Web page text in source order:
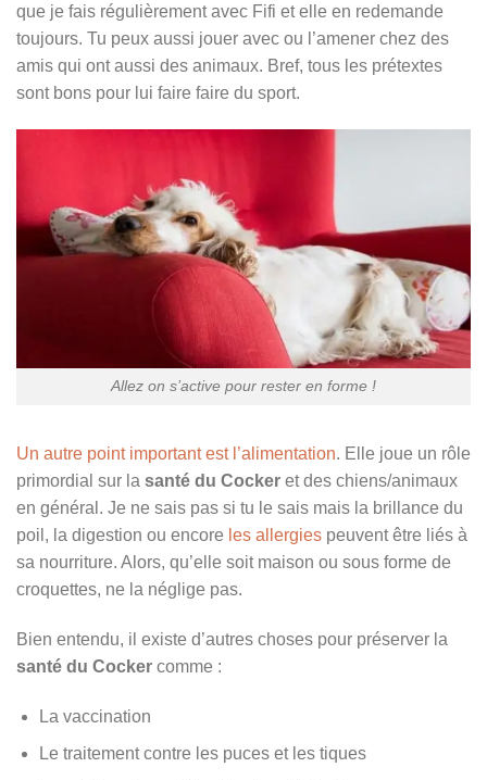
que je fais régulièrement avec Fifi et elle en redemande
toujours. Tu peux aussi jouer avec ou l’amener chez des
amis qui ont aussi des animaux. Bref, tous les prétextes
sont bons pour lui faire faire du sport.
Allez on s’active pour rester en forme !
Un autre point important est l’alimentation. Elle joue un rôle
primordial sur la santé du Cocker et des chiens/animaux
en général. Je ne sais pas si tu le sais mais la brillance du
poil, la digestion ou encore les allergies peuvent être liés à
sa nourriture. Alors, qu’elle soit maison ou sous forme de
croquettes, ne la néglige pas.
Bien entendu, il existe d’autres choses pour préserver la
santé du Cocker comme :
La vaccination
Le traitement contre les puces et les tiques